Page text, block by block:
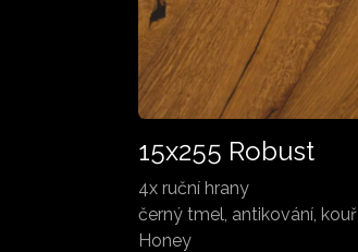
15x255 Robust
4x ruční hrany
černý tmel, antikování, kouř
Honey